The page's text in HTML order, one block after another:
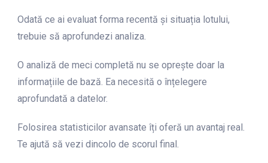
Odată ce ai evaluat forma recentă și situația lotului,
trebuie să aprofundezi analiza.
O analiză de meci completă nu se oprește doar la
informațiile de bază. Ea necesită o înțelegere
aprofundată a datelor.
Folosirea statisticilor avansate îți oferă un avantaj real.
Te ajută să vezi dincolo de scorul final.